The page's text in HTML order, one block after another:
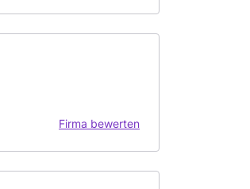
Firma bewerten